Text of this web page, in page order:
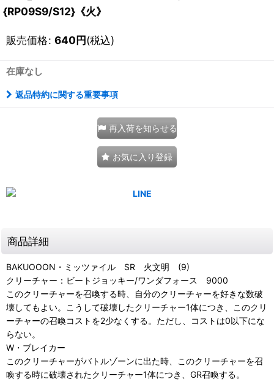
{RP09S9/S12}《火》
販売価格: 640円(税込)
在庫なし
返品特約に関する重要事項
再入荷を知らせる
お気に入り登録
商品詳細
BAKUOOON・ミッツァイル SR 火文明 (9)
クリーチャー：ビートジョッキー/ワンダフォース 9000
このクリーチャーを召喚する時、自分のクリーチャーを好きな数破
壊してもよい。こうして破壊したクリーチャー1体につき、このクリ
ーチャーの召喚コストを2少なくする。ただし、コストは0以下にな
らない。
W・ブレイカー
このクリーチャーがバトルゾーンに出た時、このクリーチャーを召
喚する時に破壊されたクリーチャー1体につき、GR召喚する。